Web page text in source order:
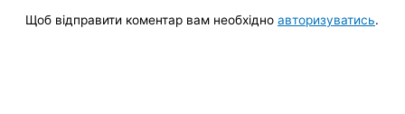
Щоб відправити коментар вам необхідно авторизуватись.